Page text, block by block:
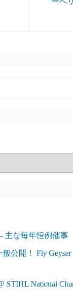
主な毎年恒例催事
公開！ Fly Geyser
STIHL National